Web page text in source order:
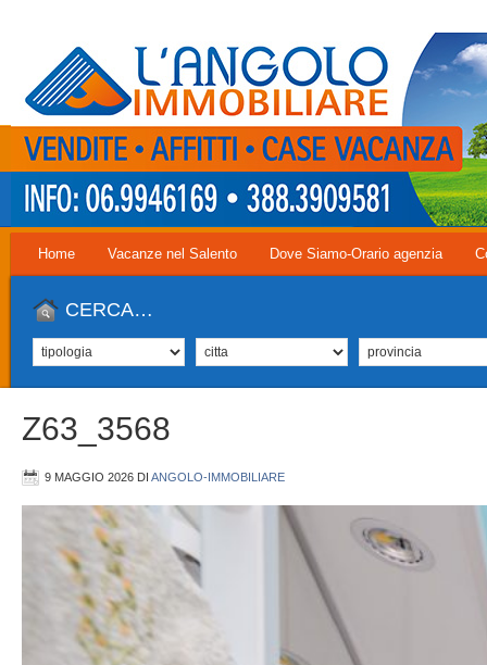
Home Vacanze nel Salento Dove Siamo-Orario agenzia
CERCA…
Z63_3568
9 MAGGIO 2026 DI ANGOLO-IMMOBILIARE